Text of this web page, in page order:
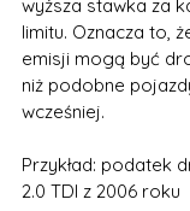
wyższa stawka za
limitu. Oznacza to,
emisji mogą być
niż podobne
wcześniej.
Przykład: podatek
2.0 TDI z 2006 roku